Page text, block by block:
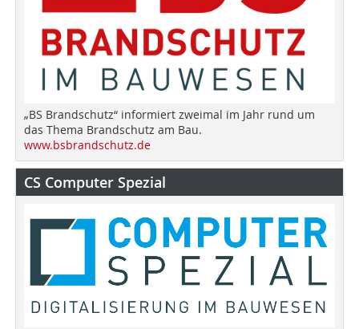
„BS Brandschutz“ informiert zweimal im Jahr rund um
das Thema Brandschutz am Bau.
www.bsbrandschutz.de
CS Computer Spezial